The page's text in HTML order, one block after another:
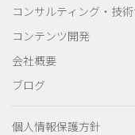
コンサルティング・技
コンテンツ開発
会社概要
ブログ
個人情報保護方針